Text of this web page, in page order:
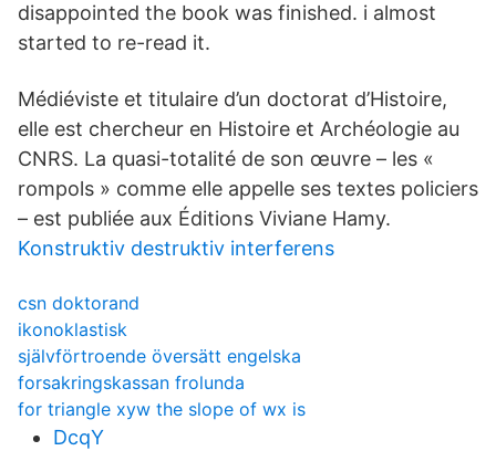
disappointed the book was finished. i almost
started to re-read it.
Médiéviste et titulaire d’un doctorat d’Histoire,
elle est chercheur en Histoire et Archéologie au
CNRS. La quasi-totalité de son œuvre – les «
rompols » comme elle appelle ses textes policiers
– est publiée aux Éditions Viviane Hamy.
Konstruktiv destruktiv interferens
csn doktorand
ikonoklastisk
självförtroende översätt engelska
forsakringskassan frolunda
for triangle xyw the slope of wx is
DcqY